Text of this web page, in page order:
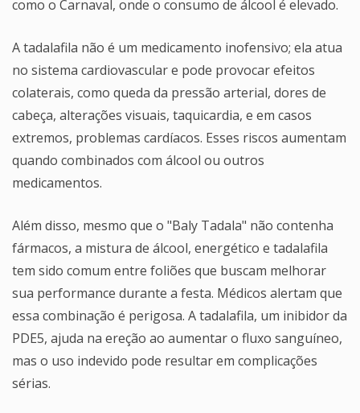
como o Carnaval, onde o consumo de álcool é elevado.
A tadalafila não é um medicamento inofensivo; ela atua
no sistema cardiovascular e pode provocar efeitos
colaterais, como queda da pressão arterial, dores de
cabeça, alterações visuais, taquicardia, e em casos
extremos, problemas cardíacos. Esses riscos aumentam
quando combinados com álcool ou outros
medicamentos.
Além disso, mesmo que o "Baly Tadala" não contenha
fármacos, a mistura de álcool, energético e tadalafila
tem sido comum entre foliões que buscam melhorar
sua performance durante a festa. Médicos alertam que
essa combinação é perigosa. A tadalafila, um inibidor da
PDE5, ajuda na ereção ao aumentar o fluxo sanguíneo,
mas o uso indevido pode resultar em complicações
sérias.